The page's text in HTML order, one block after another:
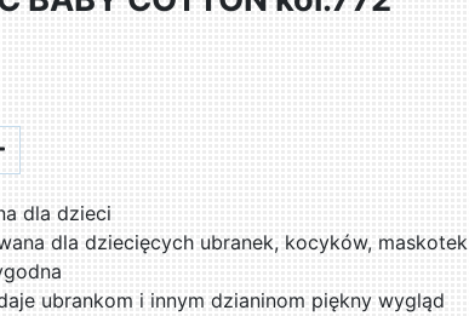
dla dzieci
dla dziecięcych ubranek, kocyków, maskotek
ubrankom i innym dzianinom piękny wygląd